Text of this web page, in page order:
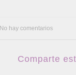
No hay comentarios
Comparte